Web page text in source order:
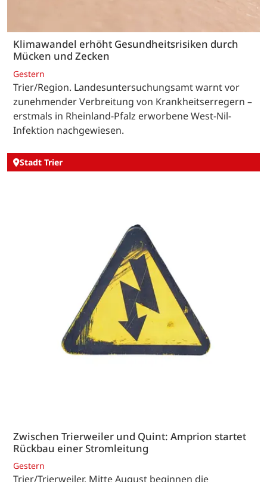
Klimawandel erhöht Gesundheitsrisiken durch
Mücken und Zecken
Gestern
Trier/Region. Landesuntersuchungsamt warnt vor
zunehmender Verbreitung von Krankheitserregern –
erstmals in Rheinland-Pfalz erworbene West-Nil-
Infektion nachgewiesen.
Stadt Trier
Zwischen Trierweiler und Quint: Amprion startet
Rückbau einer Stromleitung
Gestern
Trier/Trierweiler. Mitte August beginnen die